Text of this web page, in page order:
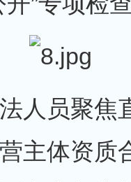
员聚焦
主体资质